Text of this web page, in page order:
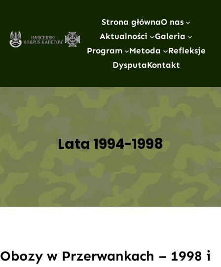
treści
Strona głównaO nas
Aktualności
Galeria
Program
Metoda
Refleksje
DysputaKontakt
Lata 1994-1998
Obozy w Przerwankach – 1998 i